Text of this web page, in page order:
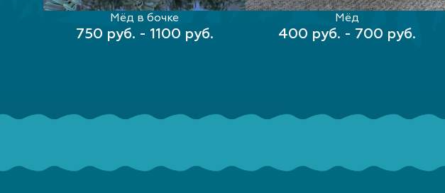
ВЫБЕРИТЕ ПАРАМЕТРЫ
Мёд в бочке
750 руб. - 1100 руб. ВЫБЕРИТЕ ПАРАМЕТРЫ
Мёд
400 руб. - 700 руб.